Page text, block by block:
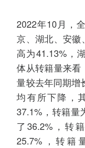
2022年10月，
京、湖北、安徽
高为41.13%，
体从转籍量来看
量较去年同期增
均有所下降，
37.1%，转籍量
了36.2%，转
25.7%，转籍